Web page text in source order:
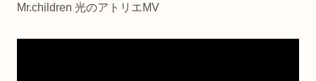
Mr.children 光のアトリエMV